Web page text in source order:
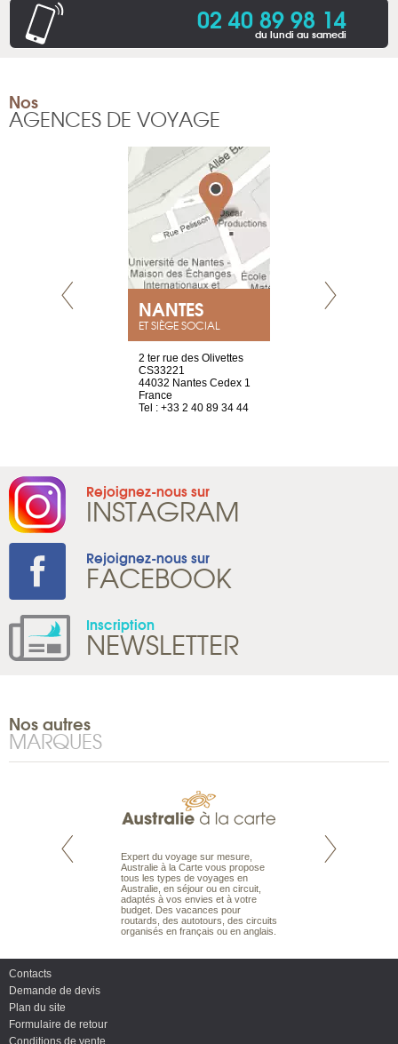
02 40 89 98 14
du lundi au samedi
Nos
AGENCES DE VOYAGE
NANTES
ET SIÈGE SOCIAL
2 ter rue des Olivettes
CS33221
44032 Nantes Cedex 1
France
Tel : +33 2 40 89 34 44
Rejoignez-nous sur
INSTAGRAM
Rejoignez-nous sur
FACEBOOK
Inscription
NEWSLETTER
Nos autres
MARQUES
est le spécialiste
Expert du voyage sur mesure,
Australie à la Carte vous propose
tous les types de voyages en
Australie, en séjour ou en circuit,
adaptés à vos envies et à votre
budget. Des vacances pour
routards, des autotours, des circuits
organisés en français ou en anglais.
Parce qu’ils sont
Contacts
Demande de devis
Plan du site
Formulaire de retour
Conditions de vente